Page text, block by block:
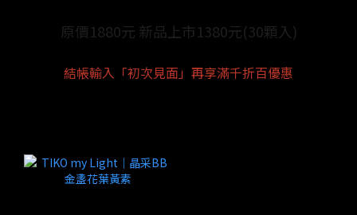
原價1880元 新品上市1380元(30顆入)
結帳輸入「初次見面」再享滿千折百優惠